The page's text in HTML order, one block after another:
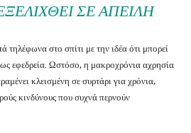
ΣΕ ΑΠΕΙΛΉ
τηλέφωνα στο σπίτι με την ιδέα ότι μπορεί
εφεδρεία. Ωστόσο, η μακροχρόνια αχρησία
κλεισμένη σε συρτάρι για χρόνια,
κινδύνους που συχνά περνούν